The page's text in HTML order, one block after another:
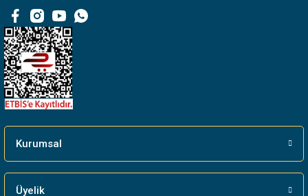
Bu ürüne benzer farklı alternatifler olmalı.
Kurumsal
Üyelik